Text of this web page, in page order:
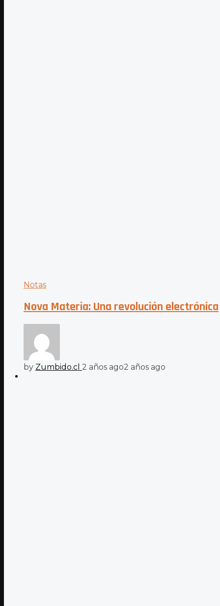
Notas
Nova Materia: Una revolución electrónica
by Zumbido.cl 2 años ago2 años ago